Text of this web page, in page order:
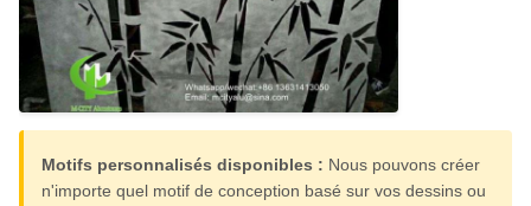
Motifs personnalisés disponibles : Nous pouvons créer
n'importe quel motif de conception basé sur vos dessins ou